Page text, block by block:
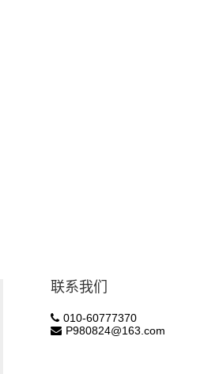
联系我们
010-60777370
P980824@163.com